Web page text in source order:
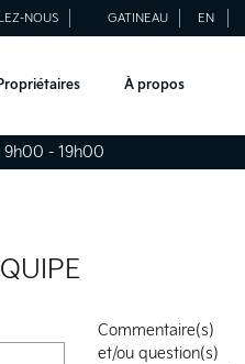
NOUS GATINEAU EN
À propos
9h00 - 19h00
Commentaire(s)
et/ou question(s)